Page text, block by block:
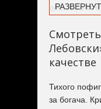
деньги, о
похищают
уверенными,
любую сумму.
качестве
Тихого
за богача.